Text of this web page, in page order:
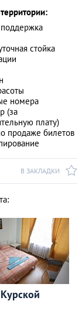
поддержка
стойка
номера
(за
плату)
продаже билетов
В ЗАКЛАДКИ